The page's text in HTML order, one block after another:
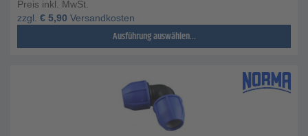
Preis inkl. MwSt.
zzgl. € 5,90 Versandkosten
Ausführung auswählen...